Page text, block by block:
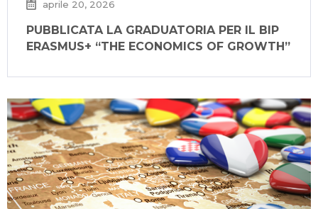
aprile 20, 2026
PUBBLICATA LA GRADUATORIA PER IL BIP
ERASMUS+ “THE ECONOMICS OF GROWTH”